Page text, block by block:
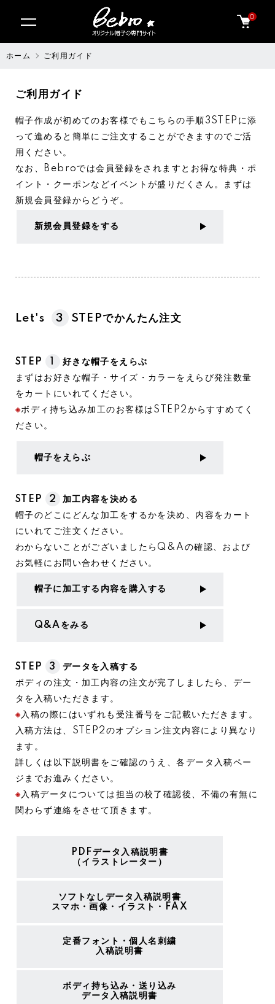
0
ホーム ご利用ガイド
ご利用ガイド
帽子作成が初めてのお客様でもこちらの手順3STEPに添
って進めると簡単にご注文することができますのでご活
用ください。
なお、Bebroでは会員登録をされますとお得な特典・ポ
イント・クーポンなどイベントが盛りだくさん。まずは
新規会員登録からどうぞ。
新規会員登録をする
Let's 3 STEPでかんたん注文
STEP
好きな帽子をえらぶ
まずはお好きな帽子・サイズ・カラーをえらび発注数量
をカートにいれてください。
※ボディ持ち込み加工のお客様はSTEP2からすすめてく
ださい。
帽子をえらぶ
STEP 2
加工内容を決める
帽子のどこにどんな加工をするかを決め、内容をカート
にいれてご注文ください。
わからないことがございましたらQ&Aの確認、および
お気軽にお問い合わせください。
帽子に加工する内容を購入する
Q&Aをみる
STEP 3
データを入稿する
ボディの注文・加工内容の注文が完了しましたら、デー
タを入稿いただきます。
※入稿の際にはいずれも受注番号をご記載いただきます。
入稿方法は、STEP2のオプション注文内容により異なり
ます。
詳しくは以下説明書をご確認のうえ、各データ入稿ペー
ジまでお進みください。
※入稿データについては担当の校了確認後、不備の有無に
関わらず連絡をさせて頂きます。
PDFデータ入稿説明書
（イラストレーター）
ソフトなしデータ入稿説明書
スマホ・画像・イラスト・FAX
定番フォント・個人名刺繍
入稿説明書
ボディ持ち込み・送り込み
データ入稿説明書